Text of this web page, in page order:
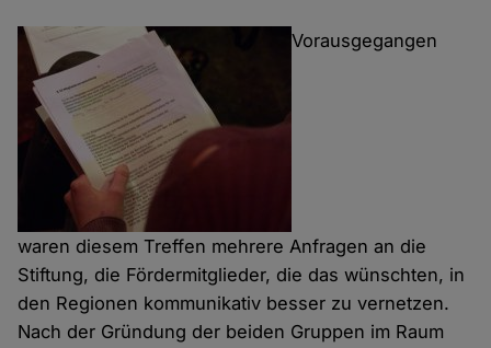
Vorausgegangen
waren diesem Treffen mehrere Anfragen an die
Stiftung, die Fördermitglieder, die das wünschten, in
den Regionen kommunikativ besser zu vernetzen.
Nach der Gründung der beiden Gruppen im Raum